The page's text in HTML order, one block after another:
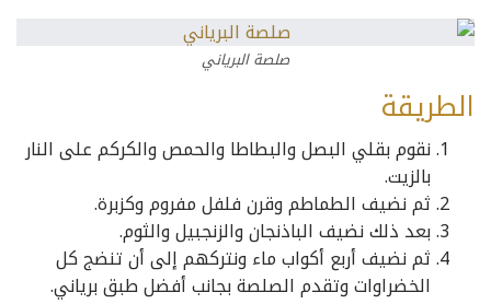
صلصة البرياني
الطريقة
نقوم بقلي البصل والبطاطا والحمص والكركم على النار
بالزيت.
ثم نضيف الطماطم وقرن فلفل مفروم وكزبرة.
بعد ذلك نضيف الباذنجان والزنجبيل والثوم.
ثم نضيف أربع أكواب ماء ونتركهم إلى أن تنضج كل
الخضراوات وتقدم الصلصة بجانب أفضل طبق برياني.